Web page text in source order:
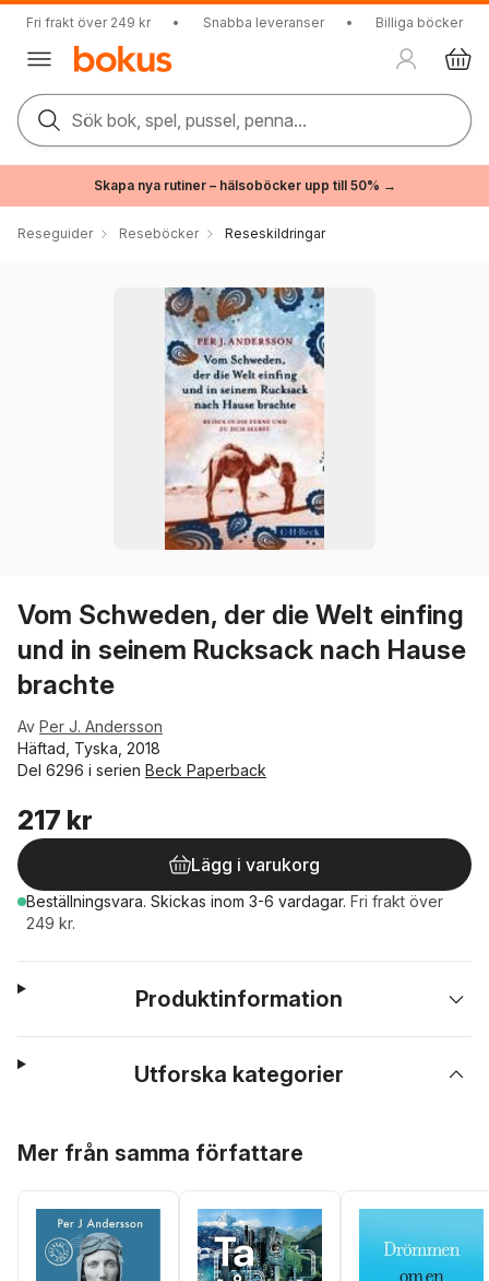
Fri frakt över 249 kr • Snabba leveranser • Billiga böcker
Sök bok, spel, pussel, penna...
Skapa nya rutiner – hälsoböcker upp till 50% →
Reseguider Reseböcker Reseskildringar
Vom Schweden, der die Welt einfing
und in seinem Rucksack nach Hause
brachte
Av Per J. Andersson
Häftad, Tyska, 2018
Del 6296 i serien Beck Paperback
217 kr
Lägg i varukorg
Beställningsvara. Skickas inom 3-6 vardagar. Fri frakt över
249 kr.
Produktinformation
Utforska kategorier
Mer från samma författare